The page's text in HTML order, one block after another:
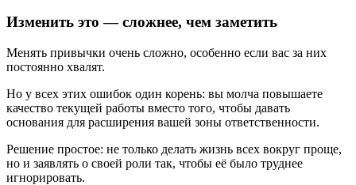
Изменить это — сложнее, чем заметить
Менять привычки очень сложно, особенно если вас за них
постоянно хвалят.
Но у всех этих ошибок один корень: вы молча повышаете
качество текущей работы вместо того, чтобы давать
основания для расширения вашей зоны ответственности.
Решение простое: не только делать жизнь всех вокруг проще,
но и заявлять о своей роли так, чтобы её было труднее
игнорировать.